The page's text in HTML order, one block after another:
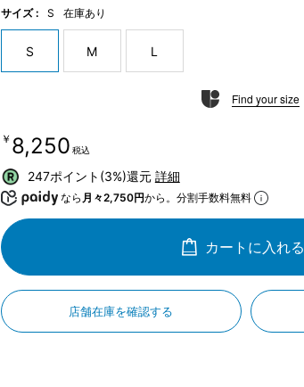
サイズ : S 在庫あり
S M L
Find your size
￥8,250 税込
247ポイント(3%)還元 詳細
なら 月々2,750円から。分割手数料無料
カートに入れる
店舗在庫を確認する